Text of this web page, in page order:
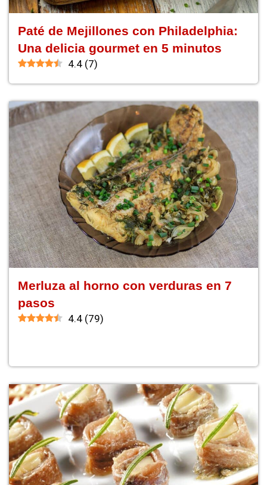
Paté de Mejillones con Philadelphia:
Una delicia gourmet en 5 minutos
4.4 (7)
Merluza al horno con verduras en 7
pasos
4.4 (79)